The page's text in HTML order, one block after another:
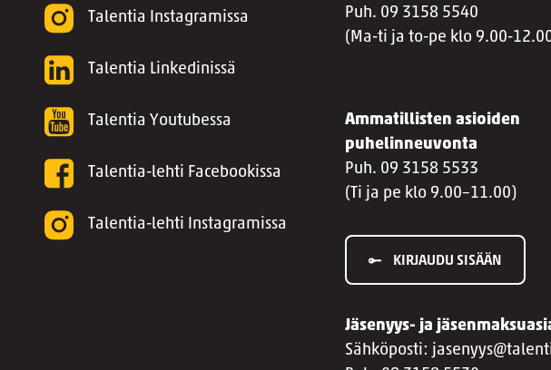
Talentia Instagramissa
Talentia Linkedinissä
Talentia Youtubessa
Talentia-lehti Facebookissa
Talentia-lehti Instagramissa
Puh. 09 3158 5540
(Ma-ti ja to-pe klo 9.00-
Ammatillisten asioiden
puhelinneuvonta
Puh. 09 3158 5533
(Ti ja pe klo 9.00–11.00)
KIRJAUDU SISÄÄN
Jäsenyys- ja
Sähköposti: